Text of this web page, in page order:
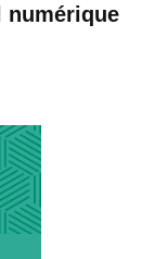
numérique